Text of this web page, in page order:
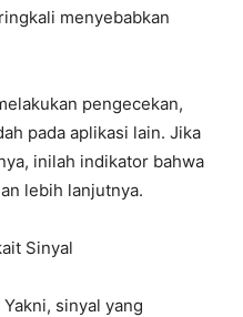
menyebabkan
pengecekan,
pada aplikasi lain. Jika
inilah indikator bahwa
lebih lanjutnya.
Sinyal
sinyal yang